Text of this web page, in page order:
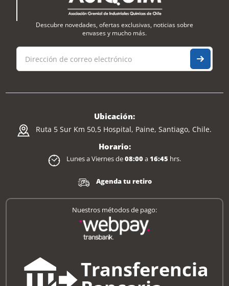
Descubre novedades, ofertas exclusivas, noticias sobre
envases y mucho más.
Ubicación:
Ruta 5 Sur Km 50,5 Hospital, Paine, Santiago, Chile.
Horario:
Lunes a Viernes de08:00a16:45 hrs.
Agenda tu retiro
Nuestros métodos de pago: